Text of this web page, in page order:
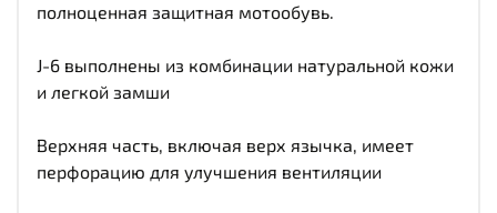
полноценная защитная мотообувь.
J-6 выполнены из комбинации натуральной кожи
и легкой замши
Верхняя часть, включая верх язычка, имеет
перфорацию для улучшения вентиляции